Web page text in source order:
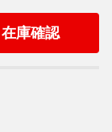
庫確認